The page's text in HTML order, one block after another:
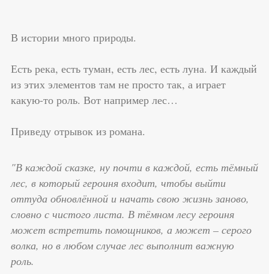
В истории много природы.
Есть река, есть туман, есть лес, есть луна. И каждый
из этих элементов там не просто так, а играет
какую-то роль. Вот например лес…
Приведу отрывок из романа.
"В каждой сказке, ну почти в каждой, есть тёмный
лес, в который героиня входит, чтобы выйти
оттуда обновлённой и начать свою жизнь заново,
словно с чистого листа. В тёмном лесу героиня
может встретить помощников, а может – серого
волка, но в любом случае лес выполнит важную
роль.